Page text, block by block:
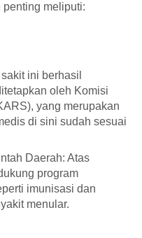
meliputi:
ini berhasil
oleh Komisi
yang merupakan
di sini sudah sesuai
Daerah: Atas
program
imunisasi dan
menular.